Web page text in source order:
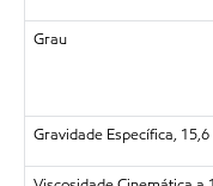
Grau
Gravidade Específica,